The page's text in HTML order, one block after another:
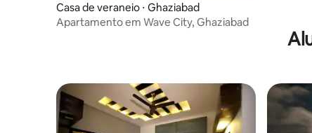
Casa de veraneio ⋅ Ghaziabad
Apartamento em Wave City, Ghaziabad